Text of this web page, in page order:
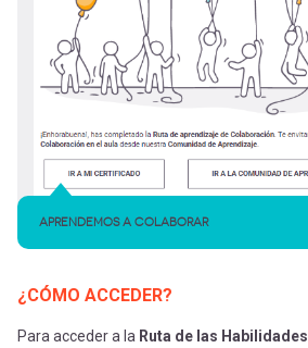
APRENDEMOS A COLABORAR
¿CÓMO ACCEDER?
Para acceder a la Ruta de las Habilidades